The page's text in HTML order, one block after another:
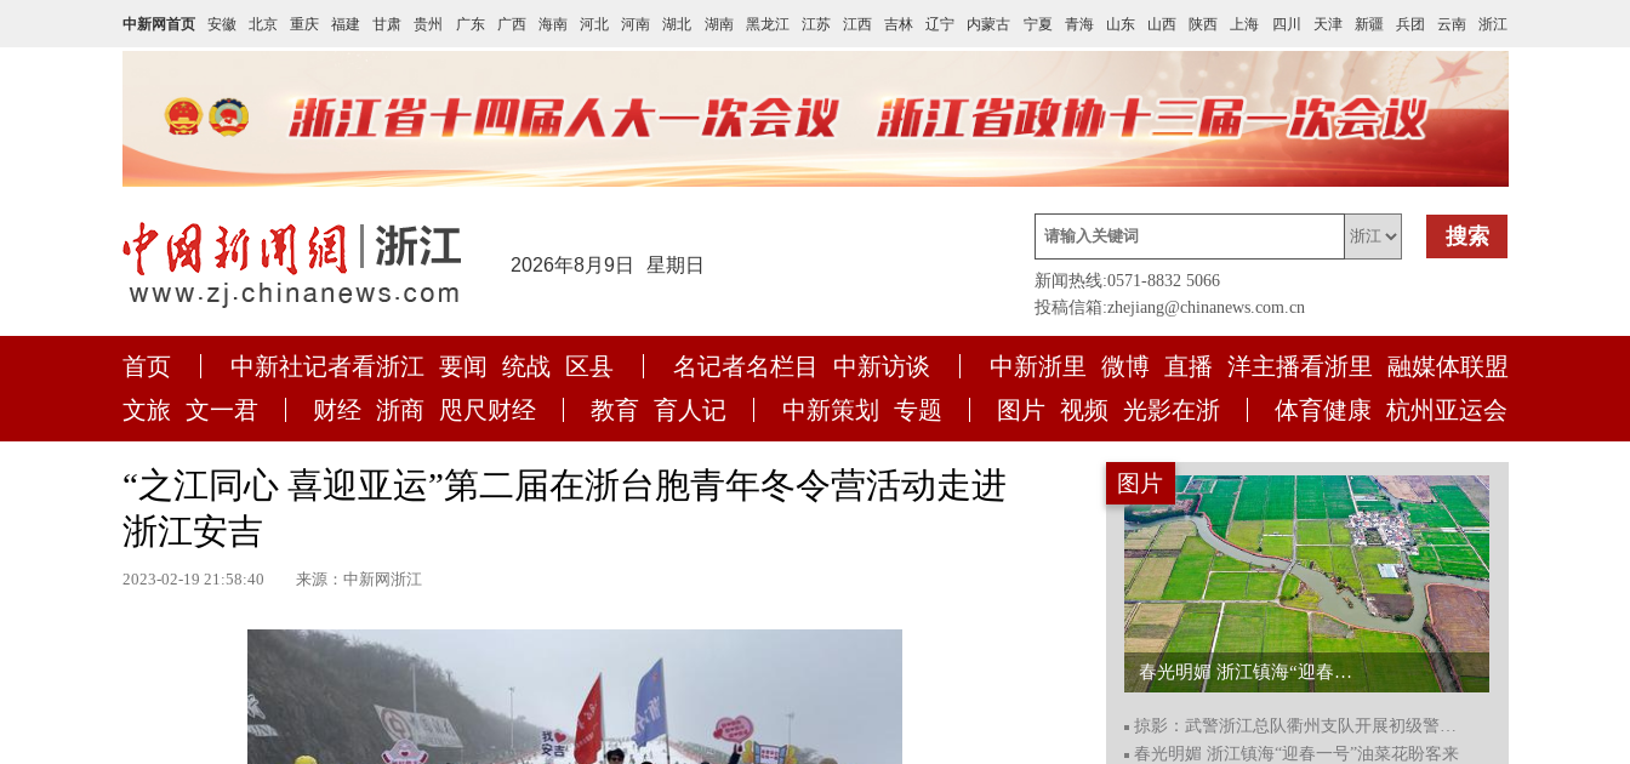
中新网首页 安徽 北京 重庆 福建 甘肃 贵州 广东 广西 海南 河北 河南 湖北 湖南 黑龙江 江苏 江西 吉林 辽宁 内蒙古 宁夏 青海 山东 山西 陕西 上海 四川 天津 新疆 兵团 云南 浙江
2026年8月9日 星期日
搜索
新闻热线:0571-8832 5066
投稿信箱:zhejiang@chinanews.com.cn
首页 中新社记者看浙江 要闻 统战 区县 名记者名栏目 中新访谈 中新浙里 微博 直播 洋主播看浙里
融媒体联盟
文旅 文一君 财经 浙商 咫尺财经 教育 育人记 中新策划 专题 图片 视频 光影在浙 体育健康 杭州亚运会
“之江同心 喜迎亚运”第二届在浙台胞青年冬令营活动走进
浙江安吉
2023-02-19 21:58:40 来源：中新网浙江
图片
春光明媚 浙江镇海“迎春一号”油菜花盼客来...
掠影：武警浙江总队衢州支队开展初级警士选晋考核
春光明媚 浙江镇海“迎春一号”油菜花盼客来